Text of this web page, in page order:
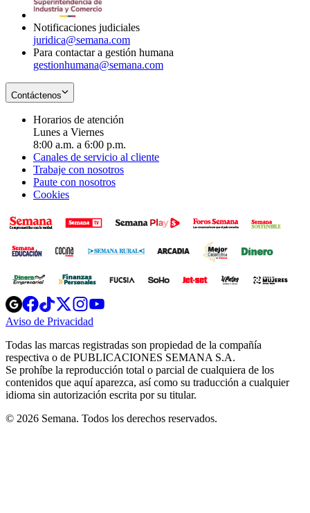
Notificaciones judiciales
juridica@semana.com
Para contactar a gestión humana
gestionhumana@semana.com
Contáctenos
Horarios de atención
Lunes a Viernes
8:00 a.m. a 6:00 p.m.
Canales de servicio al cliente
Trabaje con nosotros
Paute con nosotros
Cookies
Opens
in
new
Opens
in
new
Opens
in
new
window
Opens
new
windowwindow
Aviso de Privacidad
new
window
Todas las marcas registradas son propiedad de la compañía
respectiva o de PUBLICACIONES SEMANA S.A.
Se prohíbe la reproducción total o parcial de cualquiera de los
contenidos que aquí aparezca, así como su traducción a cualquier
idioma sin autorización escrita por su titular.
© 2026 Semana. Todos los derechos reservados.